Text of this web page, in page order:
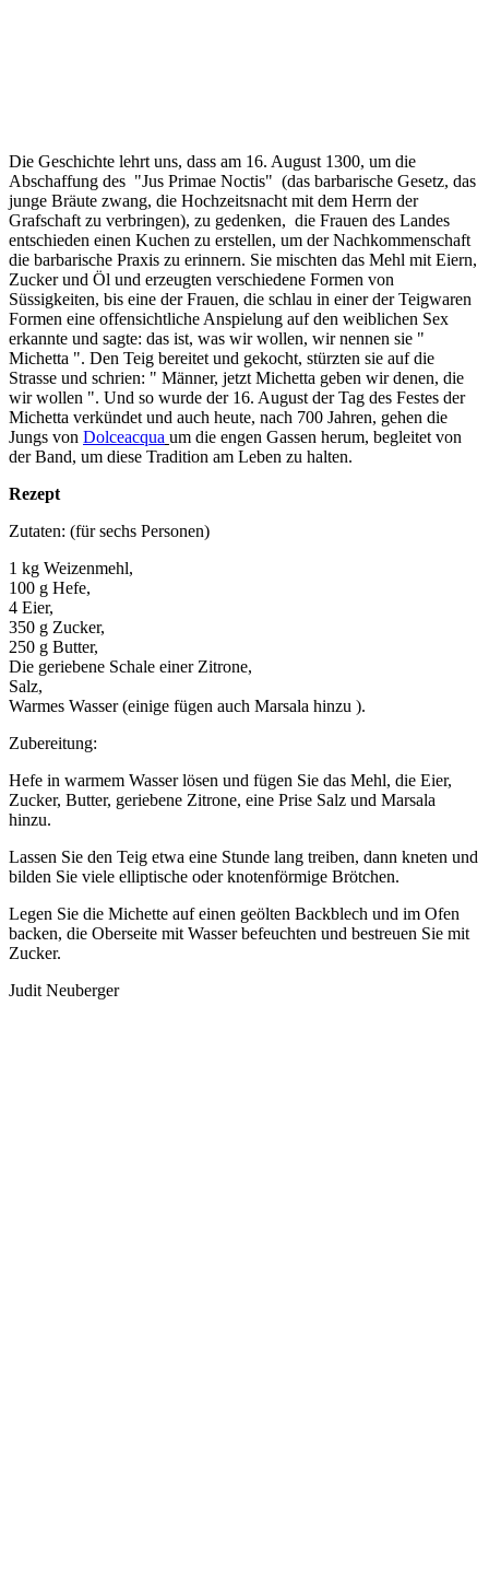
Die Geschichte lehrt uns, dass am 16. August 1300, um die
Abschaffung des "Jus Primae Noctis" (das barbarische Gesetz, das
junge Bräute zwang, die Hochzeitsnacht mit dem Herrn der
Grafschaft zu verbringen), zu gedenken, die Frauen des Landes
entschieden einen Kuchen zu erstellen, um der Nachkommenschaft
die barbarische Praxis zu erinnern. Sie mischten das Mehl mit Eiern,
Zucker und Öl und erzeugten verschiedene Formen von
Süssigkeiten, bis eine der Frauen, die schlau in einer der Teigwaren
Formen eine offensichtliche Anspielung auf den weiblichen Sex
erkannte und sagte: das ist, was wir wollen, wir nennen sie "
Michetta ". Den Teig bereitet und gekocht, stürzten sie auf die
Strasse und schrien: " Männer, jetzt Michetta geben wir denen, die
wir wollen ". Und so wurde der 16. August der Tag des Festes der
Michetta verkündet und auch heute, nach 700 Jahren, gehen die
Jungs von Dolceacqua um die engen Gassen herum, begleitet von
der Band, um diese Tradition am Leben zu halten.
Rezept
Zutaten: (für sechs Personen)
1 kg Weizenmehl,
100 g Hefe,
4 Eier,
350 g Zucker,
250 g Butter,
Die geriebene Schale einer Zitrone,
Salz,
Warmes Wasser (einige fügen auch Marsala hinzu ).
Zubereitung:
Hefe in warmem Wasser lösen und fügen Sie das Mehl, die Eier,
Zucker, Butter, geriebene Zitrone, eine Prise Salz und Marsala
hinzu.
Lassen Sie den Teig etwa eine Stunde lang treiben, dann kneten und
bilden Sie viele elliptische oder knotenförmige Brötchen.
Legen Sie die Michette auf einen geölten Backblech und im Ofen
backen, die Oberseite mit Wasser befeuchten und bestreuen Sie mit
Zucker.
Judit Neuberger